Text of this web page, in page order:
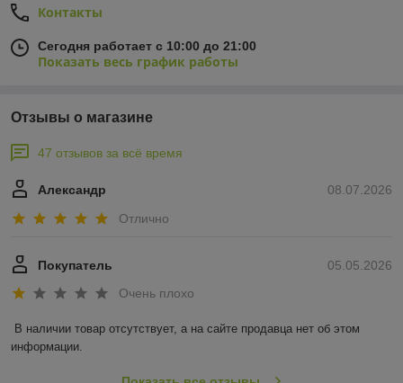
Контакты
Сегодня работает с 10:00 до 21:00
Показать весь график работы
Отзывы о магазине
47 отзывов за всё время
08.07.2026
Александр
Отлично
05.05.2026
Покупатель
Очень плохо
В наличии товар отсутствует, а на сайте продавца нет об этом
информации.